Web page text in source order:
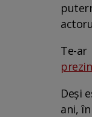
Te-ar
Deși
ani,